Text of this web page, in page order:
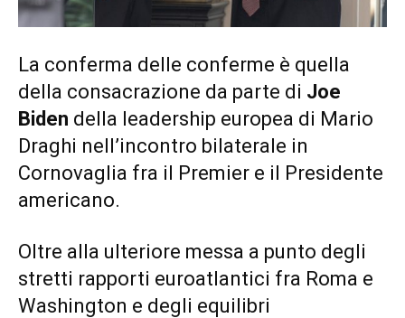
La conferma delle conferme è quella
della consacrazione da parte di Joe
Biden della leadership europea di Mario
Draghi nell’incontro bilaterale in
Cornovaglia fra il Premier e il Presidente
americano.
Oltre alla ulteriore messa a punto degli
stretti rapporti euroatlantici fra Roma e
Washington e degli equilibri